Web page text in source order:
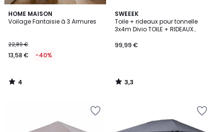
HOME MAISON
Voilage Fantaisie à 3 Armures
22,89 €
13,58 € -40%
4
/
4
/
SWEEEK
Toile + rideaux pour tonnelle
3x4m Divio TOILE + RIDEAUX
99,99 €
3,3
/ 5
3,3
/